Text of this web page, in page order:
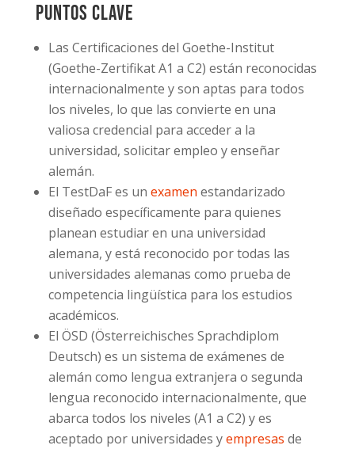
Puntos clave
Las Certificaciones del Goethe-Institut
(Goethe-Zertifikat A1 a C2) están reconocidas
internacionalmente y son aptas para todos
los niveles, lo que las convierte en una
valiosa credencial para acceder a la
universidad, solicitar empleo y enseñar
alemán.
El TestDaF es un examen estandarizado
diseñado específicamente para quienes
planean estudiar en una universidad
alemana, y está reconocido por todas las
universidades alemanas como prueba de
competencia lingüística para los estudios
académicos.
El ÖSD (Österreichisches Sprachdiplom
Deutsch) es un sistema de exámenes de
alemán como lengua extranjera o segunda
lengua reconocido internacionalmente, que
abarca todos los niveles (A1 a C2) y es
aceptado por universidades yempresas de